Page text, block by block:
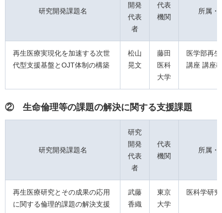
研究開発課題名
開発
代表
者
代表
機関
所属・
再生医療実現化を加速する次世
代型支援基盤とOJT体制の構築
松山
晃文
藤田
医科
大学
医学部再
講座 講座
② 生命倫理等の課題の解決に関する支援課題
研究開発課題名
研究
開発
代表
者
代表
機関
所属・
再生医療研究とその成果の応用
に関する倫理的課題の解決支援
武藤
香織
東京
大学
医科学研